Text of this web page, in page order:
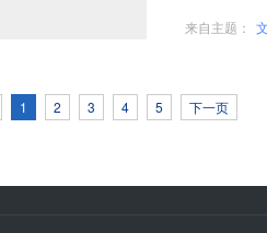
来自主题：
1 2 3 4 5 下一页